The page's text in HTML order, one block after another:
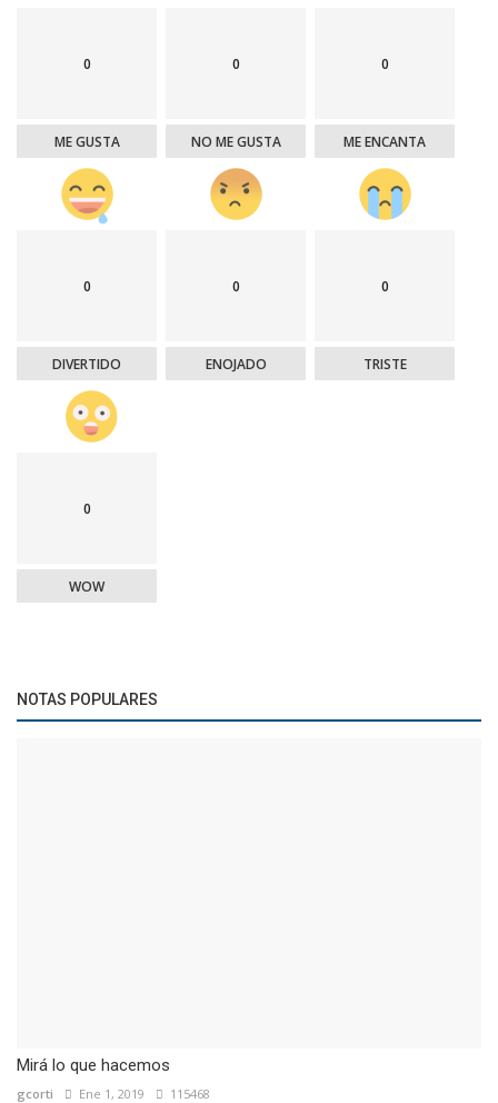
0
ME GUSTA
0
NO ME GUSTA
0
ME ENCANTA
0
DIVERTIDO
0
ENOJADO
0
TRISTE
0
WOW
NOTAS POPULARES
Mirá lo que hacemos
gcorti Ene 1, 2019 115468